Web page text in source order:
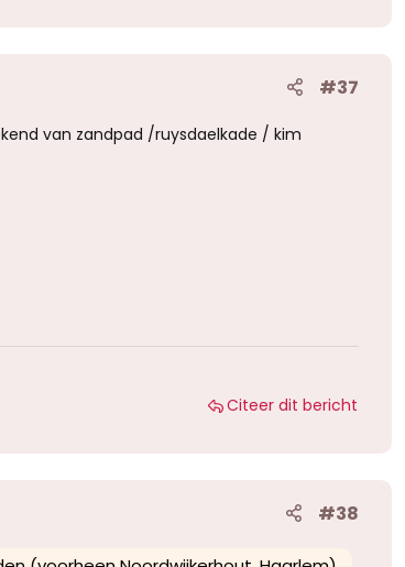
#37
van zandpad /ruysdaelkade / kim
Citeer dit bericht
#38